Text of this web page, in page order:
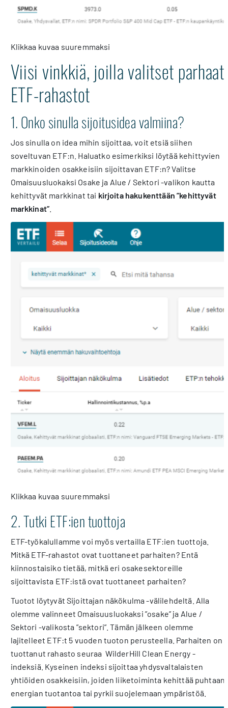
Klikkaa kuvaa suuremmaksi
Viisi vinkkiä, joilla valitset parhaat
ETF-rahastot
1. Onko sinulla sijoitusidea valmiina?
Jos sinulla on idea mihin sijoittaa, voit etsiä siihen
soveltuvan ETF:n. Haluatko esimerkiksi löytää kehittyvien
markkinoiden osakkeisiin sijoittavan ETF:n? Valitse
Omaisuusluokaksi Osake ja Alue / Sektori -valikon kautta
kehittyvät markkinat tai kirjoita hakukenttään ”kehittyvät
markkinat”
Klikkaa kuvaa suuremmaksi
2. Tutki ETF:ien tuottoja
ETF-työkalullamme voi myös vertailla ETF:ien tuottoja.
Mitkä ETF-rahastot ovat tuottaneet parhaiten? Entä
kiinnostaisiko tietää, mitkä eri osakesektoreille
sijoittavista ETF:istä ovat tuottaneet parhaiten?
Tuotot löytyvät Sijoittajan näkökulma -välilehdeltä. Alla
olemme valinneet Omaisuusluokaksi ”osake” ja Alue /
Sektori -valikosta ”sektori”. Tämän jälkeen olemme
lajitelleet ETF:t 5 vuoden tuoton perusteella. Parhaiten on
tuottanut rahasto seuraa WilderHill Clean Energy -
indeksiä. Kyseinen indeksi sijoittaa yhdysvaltalaisten
yhtiöiden osakkeisiin, joiden liiketoiminta kehittää puhtaan
energian tuotantoa tai pyrkii suojelemaan ympäristöä.